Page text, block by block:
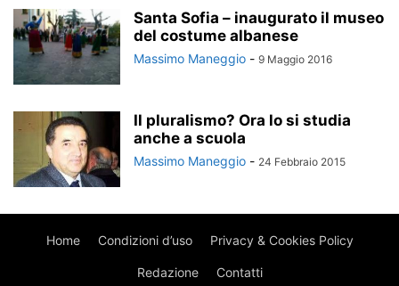
Santa Sofia – inaugurato il museo
del costume albanese
Massimo Maneggio - 9 Maggio 2016
Il pluralismo? Ora lo si studia
anche a scuola
Massimo Maneggio - 24 Febbraio 2015
Home Condizioni d’uso Privacy & Cookies Policy
Redazione Contatti